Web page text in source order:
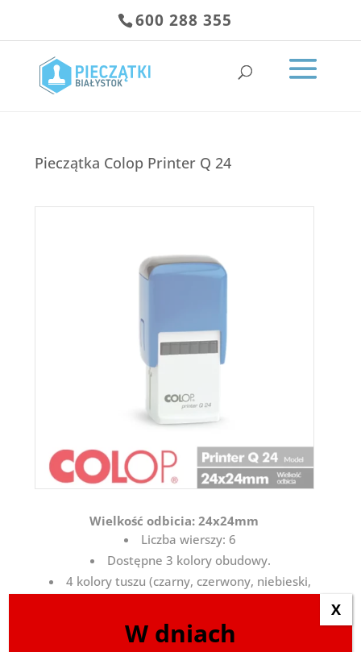
600 288 355
Pieczątka Colop Printer Q 24
Wielkość odbicia: 24x24mm
Liczba wierszy: 6
Dostępne 3 kolory obudowy.
4 kolory tuszu (czarny, czerwony, niebieski,
W dniach
X